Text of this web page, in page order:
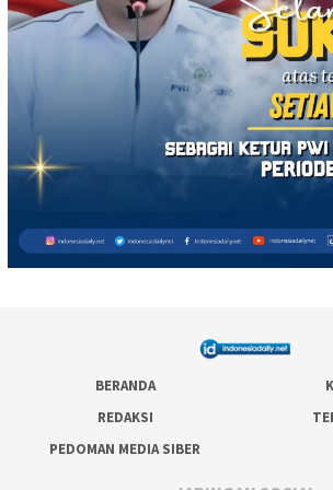
BERANDA
REDAKSI
PEDOMAN MEDIA SIBER